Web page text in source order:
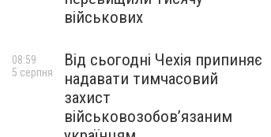
військових
Від сьогодні Чехія припиняє
надавати тимчасовий
захист
військовозобов’язаним
08:59
5 серпня